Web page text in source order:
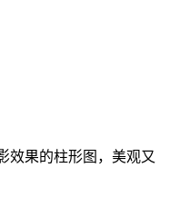
效果的柱形图，美观又